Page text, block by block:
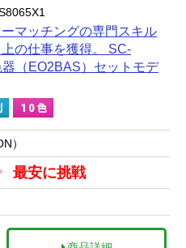
マッチングの専門スキル
の仕事を獲得。 SC-
（EO2BAS）セットモデ
）
最安に挑戦